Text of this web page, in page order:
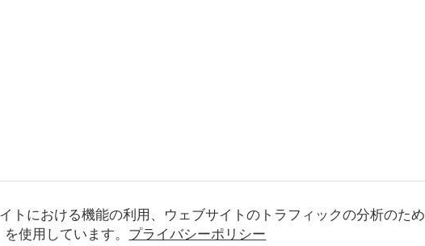
トにおける機能の利用、ウェブサイトのトラフィックの分析のため
使用しています。 プライバシーポリシー